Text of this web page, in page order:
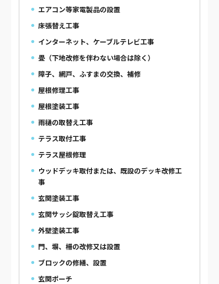
エアコン等家電製品の設置
床張替え工事
インターネット、ケーブルテレビ工事
畳（下地改修を伴わない場合は除く）
障子、網戸、ふすまの交換、補修
屋根修理工事
屋根塗装工事
雨樋の取替え工事
テラス取付工事
テラス屋根修理
ウッドデッキ取付または、既設のデッキ改修工
事
玄関塗装工事
玄関サッシ錠取替え工事
外壁塗装工事
門、塀、柵の改修又は設置
ブロックの修繕、設置
玄関ポーチ